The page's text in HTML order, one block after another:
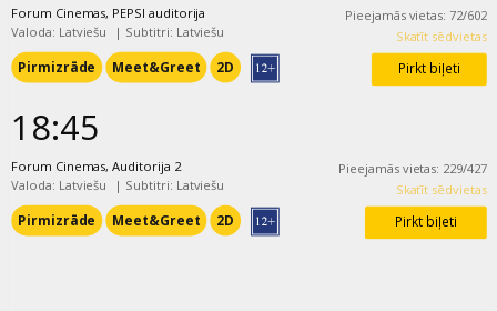
Forum Cinemas, PEPSI auditorija
Valoda: Latviešu | Subtitri: Latviešu
Pirmizrāde Meet&Greet 2D
Pieejamās vietas: 72/602
Skatīt sēdvietas
Pirkt biļeti
18:45
Forum Cinemas, Auditorija 2
Valoda: Latviešu | Subtitri: Latviešu
Pirmizrāde Meet&Greet 2D
Pieejamās vietas: 229/427
Skatīt sēdvietas
Pirkt biļeti